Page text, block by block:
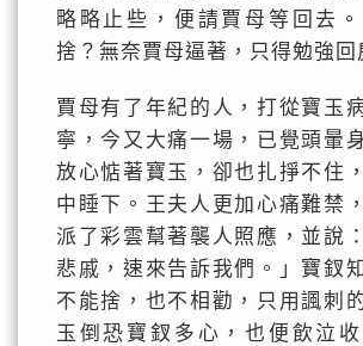
略略止些，便請賈母等回去
捨？無奈賈母逼著，只得勉強回
賈母有了年紀的人，打從寶玉
寧，今又大痛一場，已覺頭暈
放心惦著寶玉，卻也扎掙不住
中睡下。王夫人更加心痛難禁
派了彩雲幫著襲人照應，並說
悲戚，速來告訴我們。」寶釵
不能捨，也不相勸，只用諷刺
玉倒恐寶釵多心，也便飲泣